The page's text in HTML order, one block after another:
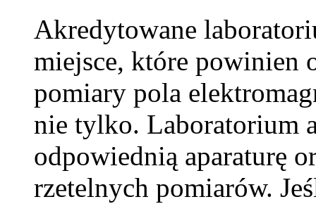
Akredytowane
miejsce, które powinien
pomiary pola
nie tylko. Laboratorium
odpowiednią aparaturę
rzetelnych pomiarów.